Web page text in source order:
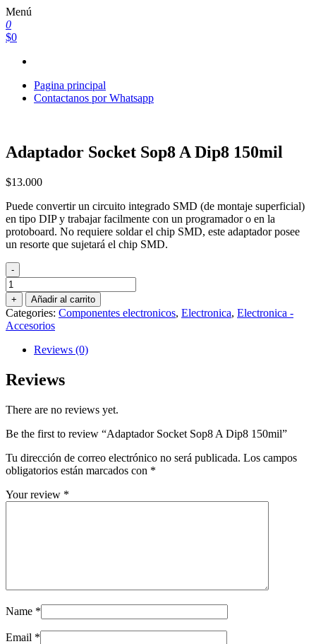
Saltar
al
contenido
Menú
0
$0
Pagina principal
Contactanos por Whatsapp
Adaptador Socket Sop8 A Dip8 150mil
$13.000
Puede convertir un circuito integrado SMD (de montaje superficial)
en tipo DIP y trabajar facilmente con un programador o en la
protoboard. No requiere soldar el chip SMD, este adaptador posee
un resorte que sujetará el chip SMD.
-
Adaptador
Socket
Sop8
A
Dip8
150mil
quantity
+ Añadir al carrito
Categories: Componentes electronicos, Electronica, Electronica -
Accesorios
Reviews (0)
Reviews
There are no reviews yet.
Be the first to review “Adaptador Socket Sop8 A Dip8 150mil”
Tu dirección de correo electrónico no será publicada. Los campos
obligatorios están marcados con *
Your review *
Name *
Email *